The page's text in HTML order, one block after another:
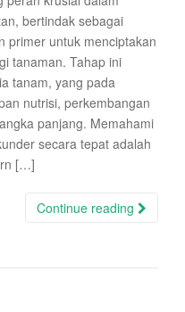
bertindak sebagai
primer untuk menciptakan
tanaman. Tahap ini
tanam, yang pada
nutrisi, perkembangan
panjang. Memahami
secara tepat adalah
[…]
Continue reading